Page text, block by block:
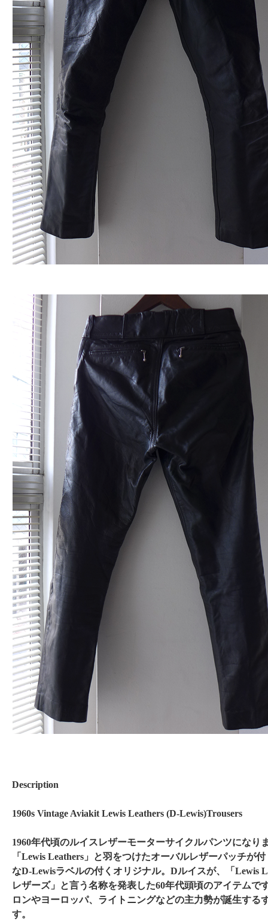
Description
1960s Vintage Aviakit Lewis Leathers (D-Lewis)Trousers
1960年代頃のルイスレザーモーターサイクルパンツになり
「Lewis Leathers」と羽をつけたオーバルレザーパッチが
なD-Lewisラベルの付くオリジナル。Dルイスが、「Lewis
レザーズ」と言う名称を発表した60年代頭頃のアイテムで
ロンやヨーロッパ、ライトニングなどの主力勢が誕生する
す。